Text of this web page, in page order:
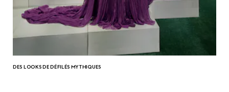
DES LOOKS DE DÉFILÉS MYTHIQUES